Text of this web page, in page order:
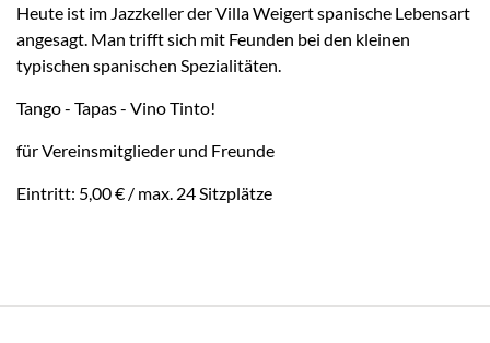
Heute ist im Jazzkeller der Villa Weigert spanische Lebensart
angesagt. Man trifft sich mit Feunden bei den kleinen
typischen spanischen Spezialitäten.
Tango - Tapas - Vino Tinto!
für Vereinsmitglieder und Freunde
Eintritt: 5,00 € / max. 24 Sitzplätze